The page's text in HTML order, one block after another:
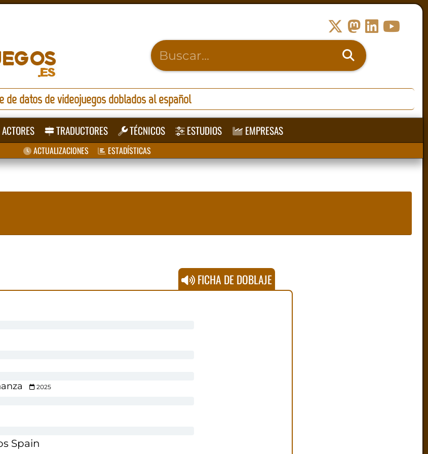
de datos de videojuegos doblados al español
ACTORES TRADUCTORES TÉCNICOS ESTUDIOS EMPRESAS
ACTUALIZACIONES ESTADÍSTICAS
FICHA DE DOBLAJE
2025
Spain